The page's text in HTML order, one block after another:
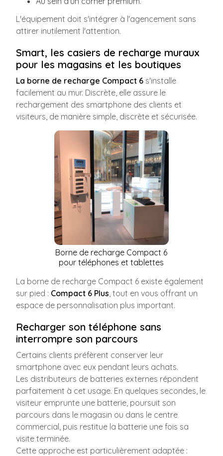
L'équipement doit s'intégrer à l'agencement sans
attirer inutilement l'attention.
Smart, les casiers de recharge muraux
pour les magasins et les boutiques
La borne de recharge Compact 6 s'installe
facilement au mur. Discrète, elle assure le
rechargement des smartphone des clients et
visiteurs, de manière simple, discrète et sécurisée.
Borne de recharge Compact 6
pour téléphones et tablettes
La borne de recharge Compact 6 existe également
sur pied : Compact 6 Plus, tout en vous offrant un
espace de personnalisation plus important.
Recharger son téléphone sans
interrompre son parcours
Certains clients préfèrent conserver leur
smartphone avec eux pendant leurs achats.
Les distributeurs de batteries externes répondent
parfaitement à cet usage. En quelques secondes, le
visiteur emprunte une batterie, poursuit son
parcours dans le magasin ou dans le centre
commercial, puis restitue la batterie une fois sa
visite terminée.
Cette approche est particulièrement adaptée :